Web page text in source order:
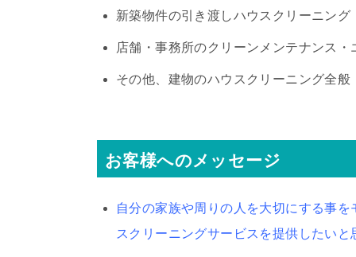
新築物件の引き渡しハウスクリーニング
店舗・事務所のクリーンメンテナンス
その他、建物のハウスクリーニング全般
お客様へのメッセージ
自分の家族や周りの人を大切にする事
スクリーニングサービスを提供したいと